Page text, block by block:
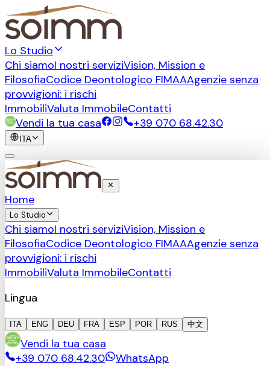
Lo Studio
Chi siamoI nostri serviziVision, Mission e
FilosofiaCodice Deontologico FIMAAAgenzie senza
provvigioni: i rischi
ImmobiliValuta ImmobileContatti
Vendi la tua casa
+39 070 68.42.30
ITA
Home
Lo Studio
Chi siamoI nostri serviziVision, Mission e
FilosofiaCodice Deontologico FIMAAAgenzie senza
provvigioni: i rischi
ImmobiliValuta ImmobileContatti
Lingua
ITA ENG DEU FRA ESP POR RUS 中文
Vendi la tua casa
+39 070 68.42.30
WhatsApp